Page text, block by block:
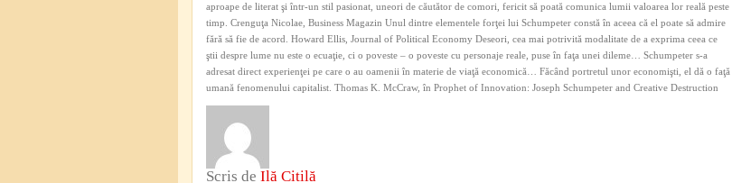
aproape de literat şi într-un stil pasionat, uneori de căutător de comori, fericit să poată comunica lumii valoarea lor reală peste
timp. Crenguţa Nicolae, Business Magazin Unul dintre elementele forţei lui Schumpeter constă în aceea că el poate să admire
fără să fie de acord. Howard Ellis, Journal of Political Economy Deseori, cea mai potrivită modalitate de a exprima ceea ce
ştii despre lume nu este o ecuaţie, ci o poveste – o poveste cu personaje reale, puse în faţa unei dileme… Schumpeter s-a
adresat direct experienţei pe care o au oamenii în materie de viaţă economică… Făcând portretul unor economişti, el dă o faţă
umană fenomenului capitalist. Thomas K. McCraw, în Prophet of Innovation: Joseph Schumpeter and Creative Destruction
Scris de Ilă Citilă